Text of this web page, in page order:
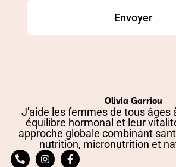
Envoyer
Olivia Garriou
J'aide les femmes de tous âges
équilibre hormonal et leur
approche globale combinant
nutrition, micronutrition et